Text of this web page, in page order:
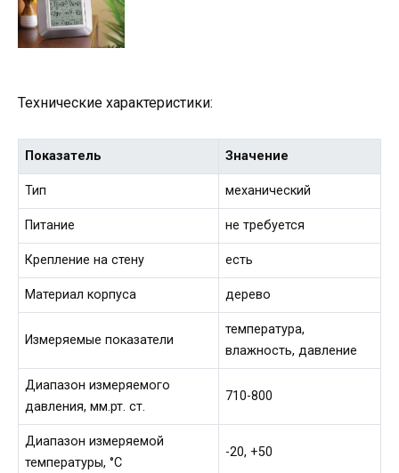
Технические характеристики:
Показатель Значение
Тип механический
Питание не требуется
Крепление на стену есть
Материал корпуса дерево
Измеряемые показатели
температура,
влажность, давление
Диапазон измеряемого
давления, мм.рт. ст.
710-800
Диапазон измеряемой
температуры, °С
-20, +50